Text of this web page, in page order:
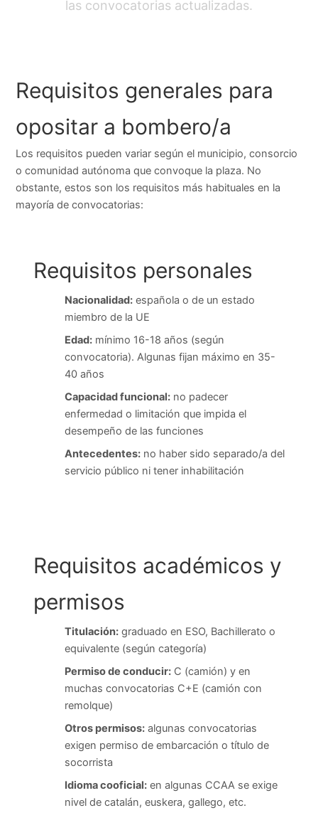
las convocatorias actualizadas.
Requisitos generales para
opositar a bombero/a
Los requisitos pueden variar según el municipio, consorcio
o comunidad autónoma que convoque la plaza. No
obstante, estos son los requisitos más habituales en la
mayoría de convocatorias:
Requisitos personales
Nacionalidad:española o de un estado
miembro de la UE
Edad:mínimo 16-18 años (según
convocatoria). Algunas fijan máximo en 35-
40 años
Capacidad funcional:no padecer
enfermedad o limitación que impida el
desempeño de las funciones
Antecedentes:no haber sido separado/a del
servicio público ni tener inhabilitación
Requisitos académicos y
permisos
Titulación:graduado en ESO, Bachillerato o
equivalente (según categoría)
Permiso de conducir:C (camión) y en
muchas convocatorias C+E (camión con
remolque)
Otros permisos:algunas convocatorias
exigen permiso de embarcación o título de
socorrista
Idioma cooficial:en algunas CCAA se exige
nivel de catalán, euskera, gallego, etc.